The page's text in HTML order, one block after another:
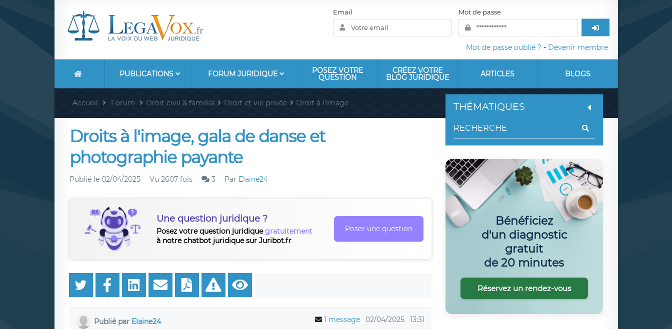
Email Mot de passe
Mot de passe oublié ? - Devenir membre
PUBLICATIONS FORUM JURIDIQUE POSEZ VOTRE
QUESTION
CRÉEZ VOTRE
BLOG JURIDIQUE ARTICLES BLOGS
Accueil Forum Droit civil & familial Droit et vie privée Droit à l'image
Droits à l'image, gala de danse et
photographie payante
Publié le 02/04/2025 Vu 2607 fois 3 Par Elaine24
Une question juridique ?
Posez votre question juridiquegratuitement
à notre chatbot juridique sur Juribot.fr
Poser une question
Publié par Elaine24 1 message 02/04/2025 13:31
THÉMATIQUES
Bénéficiez
d'un diagnostic
gratuit
de 20 minutes
Réservez un rendez-vous